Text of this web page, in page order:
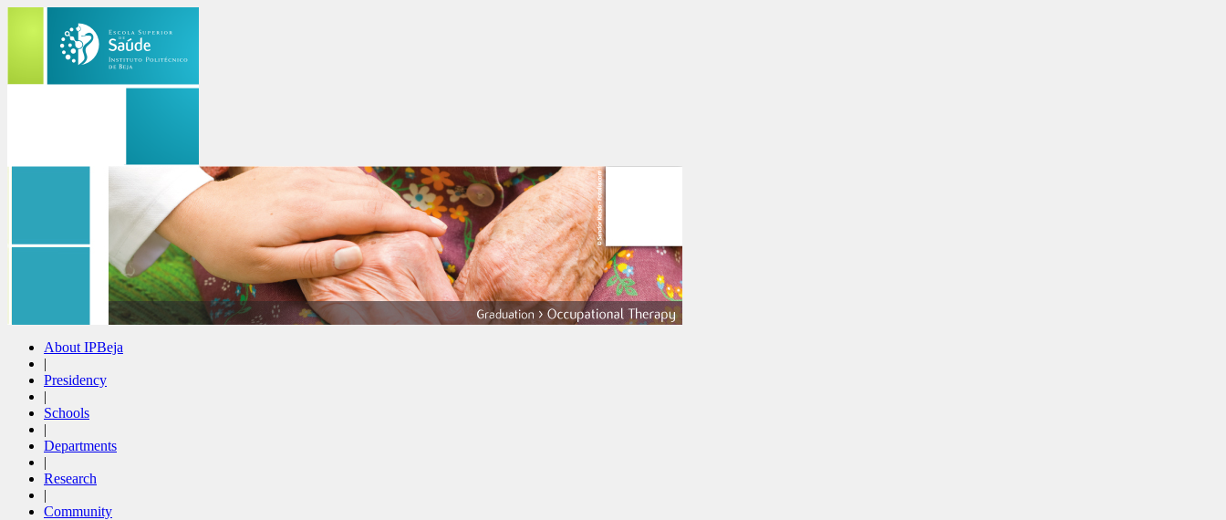
About IPBeja
|
Presidency
|
Schools
|
Departments
|
Research
|
Community